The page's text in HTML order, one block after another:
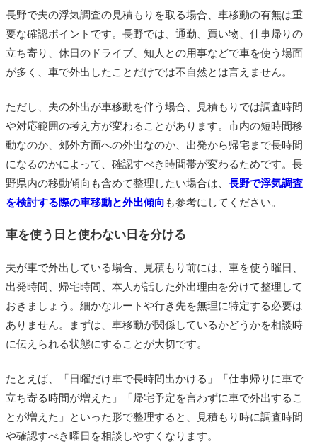
長野で夫の浮気調査の見積もりを取る場合、車移動の有無は重
要な確認ポイントです。長野では、通勤、買い物、仕事帰りの
立ち寄り、休日のドライブ、知人との用事などで車を使う場面
が多く、車で外出したことだけでは不自然とは言えません。
ただし、夫の外出が車移動を伴う場合、見積もりでは調査時間
や対応範囲の考え方が変わることがあります。市内の短時間移
動なのか、郊外方面への外出なのか、出発から帰宅まで長時間
になるのかによって、確認すべき時間帯が変わるためです。長
野県内の移動傾向も含めて整理したい場合は、 長野で浮気調査
を検討する際の車移動と外出傾向 も参考にしてください。
車を使う日と使わない日を分ける
夫が車で外出している場合、見積もり前には、車を使う曜日、
出発時間、帰宅時間、本人が話した外出理由を分けて整理して
おきましょう。細かなルートや行き先を無理に特定する必要は
ありません。まずは、車移動が関係しているかどうかを相談時
に伝えられる状態にすることが大切です。
たとえば、「日曜だけ車で長時間出かける」「仕事帰りに車で
立ち寄る時間が増えた」「帰宅予定を言わずに車で外出するこ
とが増えた」といった形で整理すると、見積もり時に調査時間
や確認すべき曜日を相談しやすくなります。